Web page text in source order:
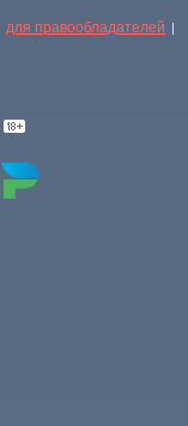
для правообладателей |